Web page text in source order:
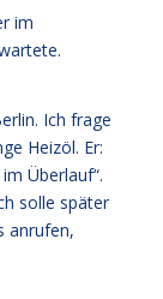
im
Ich frage
Heizöl. Er:
Überlauf“.
solle später
anrufen,